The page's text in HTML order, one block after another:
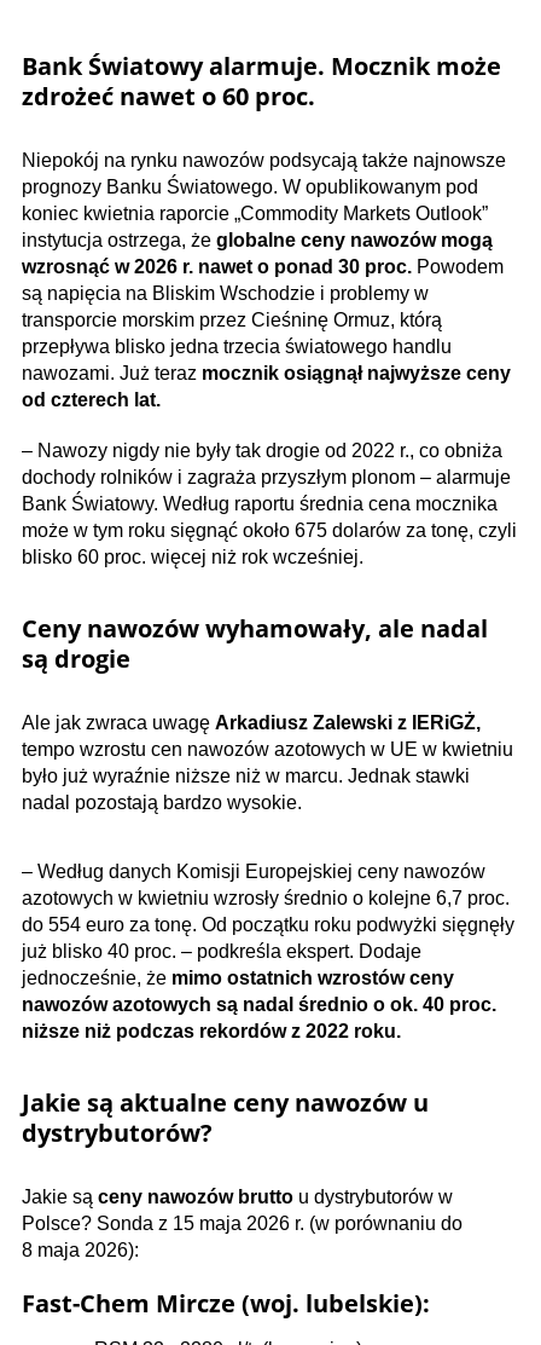
Bank Światowy alarmuje. Mocznik może
zdrożeć nawet o 60 proc.
Niepokój na rynku nawozów podsycają także najnowsze
prognozy Banku Światowego. W opublikowanym pod
koniec kwietnia raporcie „Commodity Markets Outlook”
instytucja ostrzega, że globalne ceny nawozów mogą
wzrosnąć w 2026 r. nawet o ponad 30 proc. Powodem
są napięcia na Bliskim Wschodzie i problemy w
transporcie morskim przez Cieśninę Ormuz, którą
przepływa blisko jedna trzecia światowego handlu
nawozami. Już teraz mocznik osiągnął najwyższe ceny
od czterech lat.
– Nawozy nigdy nie były tak drogie od 2022 r., co obniża
dochody rolników i zagraża przyszłym plonom – alarmuje
Bank Światowy. Według raportu średnia cena mocznika
może w tym roku sięgnąć około 675 dolarów za tonę, czyli
blisko 60 proc. więcej niż rok wcześniej.
Ceny nawozów wyhamowały, ale nadal
są drogie
Ale jak zwraca uwagę Arkadiusz Zalewski z IERiGŻ,
tempo wzrostu cen nawozów azotowych w UE w kwietniu
było już wyraźnie niższe niż w marcu. Jednak stawki
nadal pozostają bardzo wysokie.
– Według danych Komisji Europejskiej ceny nawozów
azotowych w kwietniu wzrosły średnio o kolejne 6,7 proc.
do 554 euro za tonę. Od początku roku podwyżki sięgnęły
już blisko 40 proc. – podkreśla ekspert. Dodaje
jednocześnie, że mimo ostatnich wzrostów ceny
nawozów azotowych są nadal średnio o ok. 40 proc.
niższe niż podczas rekordów z 2022 roku.
Jakie są aktualne ceny nawozów u
dystrybutorów?
Jakie są ceny nawozów brutto u dystrybutorów w
Polsce? Sonda z 15 maja 2026 r. (w porównaniu do
8 maja 2026):
Fast-Chem Mircze (woj. lubelskie):